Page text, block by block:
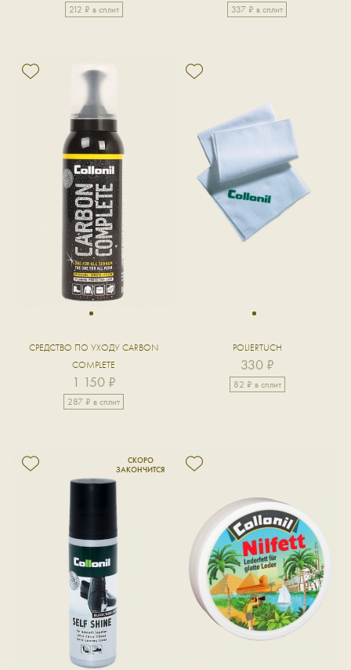
212 ₽ в сплит 337 ₽ в сплит
1
СРЕДСТВО ПО УХОДУ CARBON
COMPLETE
1 150 ₽
287 ₽ в сплит
1
POLIERTUCH
330 ₽
82 ₽ в сплит